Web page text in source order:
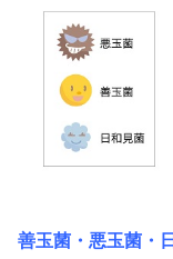
善玉菌・悪玉菌・